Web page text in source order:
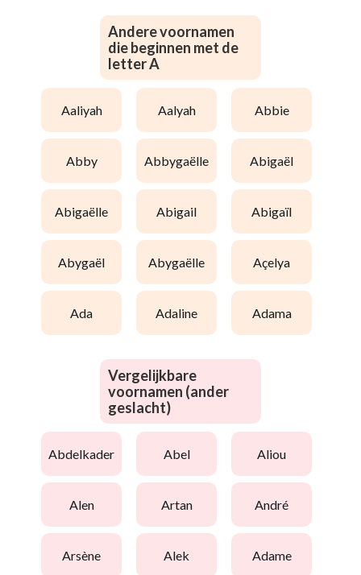
Andere voornamen
die beginnen met de
letter A
aaliyah aalyah abbie
abby abbygaëlle abigaël
abigaëlle abigail abigaïl
abygaël abygaëlle açelya
ada adaline adama
Vergelijkbare
voornamen (ander
geslacht)
abdelkader abel aliou
alen artan andré
arsène alek adame